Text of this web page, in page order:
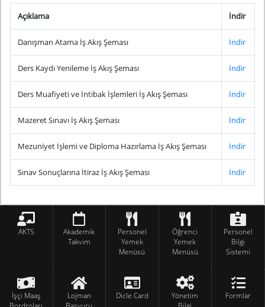
Açıklama İndir
Danışman Atama İş Akış Şeması İndir
Ders Kaydı Yenileme İş Akış Şeması İndir
Ders Muafiyeti ve İntibak İşlemleri İş Akış Şeması İndir
Mazeret Sınavı İş Akış Şeması İndir
Mezuniyet İşlemi ve Diploma Hazırlama İş Akış Şeması İndir
Sınav Sonuçlarına İtiraz İş Akış Şeması İndir
AKTS
Akademik
Takvim
Personel
Yemek
Menüsü
Öğrenci
Yemek
Menüsü
Personel
Bilgi
Sistemi
İşçi Maaş
Lojman
Dicle Card
Yönetim
Formlar